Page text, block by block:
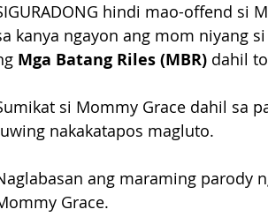
hindi mao-offend si
kanya ngayon ang mom niyang
Mga Batang Riles (MBR) dahil
si Mommy Grace dahil sa
nakakatapos magluto.
ang maraming parody
Grace.